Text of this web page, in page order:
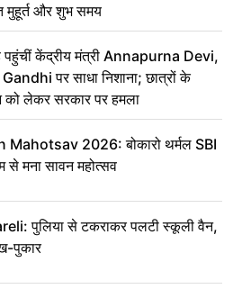
मुहूर्त और शुभ समय
पहुंचीं केंद्रीय मंत्री Annapurna Devi,
पर साधा निशाना; छात्रों के
लेकर सरकार पर हमला
Mahotsav 2026: बोकारो थर्मल SBI
से मना सावन महोत्सव
पुलिया से टकराकर पलटी स्कूली वैन,
पुकार